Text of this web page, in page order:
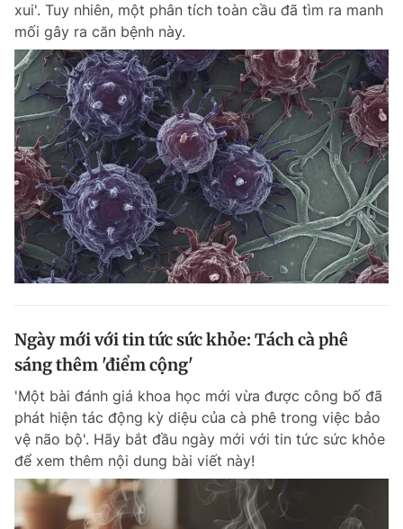
xui'. Tuy nhiên, một phân tích toàn cầu đã tìm ra manh
mối gây ra căn bệnh này.
Ngày mới với tin tức sức khỏe: Tách cà phê
sáng thêm 'điểm cộng'
'Một bài đánh giá khoa học mới vừa được công bố đã
phát hiện tác động kỳ diệu của cà phê trong việc bảo
vệ não bộ'. Hãy bắt đầu ngày mới với tin tức sức khỏe
để xem thêm nội dung bài viết này!